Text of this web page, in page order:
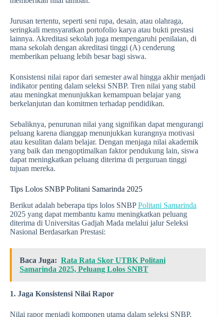
Jurusan tertentu, seperti seni rupa, desain, atau olahraga,
seringkali mensyaratkan portofolio karya atau bukti prestasi
lainnya. Akreditasi sekolah juga mempengaruhi penilaian, di
mana sekolah dengan akreditasi tinggi (A) cenderung
memberikan peluang lebih besar bagi siswa.
Konsistensi nilai rapor dari semester awal hingga akhir menjadi
indikator penting dalam seleksi SNBP. Tren nilai yang stabil
atau meningkat menunjukkan kemampuan belajar yang
berkelanjutan dan komitmen terhadap pendidikan.
Sebaliknya, penurunan nilai yang signifikan dapat mengurangi
peluang karena dianggap menunjukkan kurangnya motivasi
atau kesulitan dalam belajar. Dengan menjaga nilai akademik
yang baik dan mengoptimalkan faktor pendukung lain, siswa
dapat meningkatkan peluang diterima di perguruan tinggi
tujuan mereka.
Tips Lolos SNBP Politani Samarinda 2025
Berikut adalah beberapa tips lolos SNBPPolitani Samarinda
2025 yang dapat membantu kamu meningkatkan peluang
diterima di Universitas Gadjah Mada melalui jalur Seleksi
Nasional Berdasarkan Prestasi:
Baca Juga: Rata Rata Skor UTBK Politani
Samarinda 2025, Peluang Lolos SNBT
1. Jaga Konsistensi Nilai Rapor
Nilai rapor menjadi komponen utama dalam seleksi SNBP.